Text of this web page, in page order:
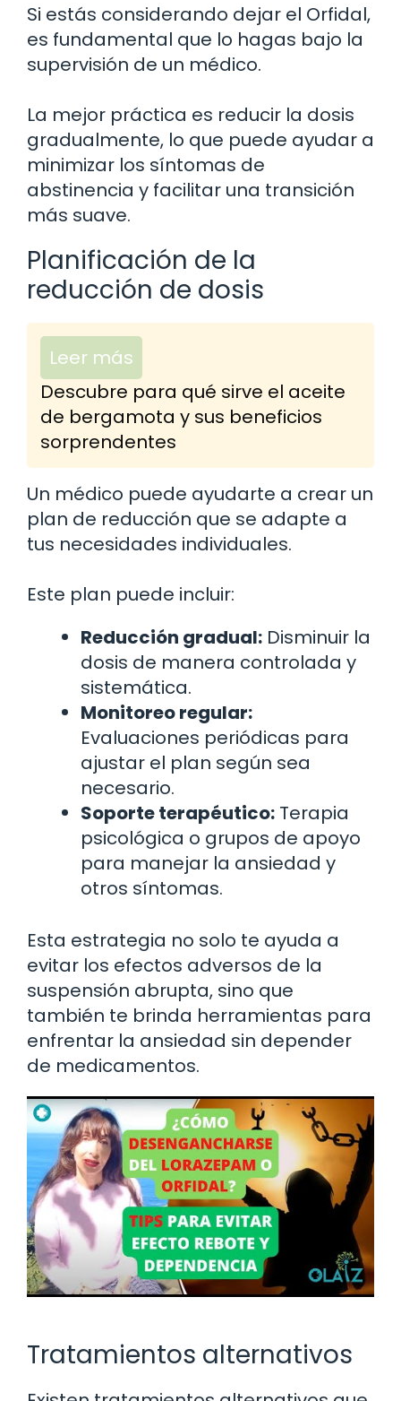
Si estás considerando dejar el Orfidal,
es fundamental que lo hagas bajo la
supervisión de un médico.
La mejor práctica es reducir la dosis
gradualmente, lo que puede ayudar a
minimizar los síntomas de
abstinencia y facilitar una transición
más suave.
Planificación de la
reducción de dosis
Leer más
Descubre para qué sirve el aceite
de bergamota y sus beneficios
sorprendentes
Un médico puede ayudarte a crear un
plan de reducción que se adapte a
tus necesidades individuales.
Este plan puede incluir:
Reducción gradual: Disminuir la
dosis de manera controlada y
sistemática.
Monitoreo regular:
Evaluaciones periódicas para
ajustar el plan según sea
necesario.
Soporte terapéutico: Terapia
psicológica o grupos de apoyo
para manejar la ansiedad y
otros síntomas.
Esta estrategia no solo te ayuda a
evitar los efectos adversos de la
suspensión abrupta, sino que
también te brinda herramientas para
enfrentar la ansiedad sin depender
de medicamentos.
Tratamientos alternativos